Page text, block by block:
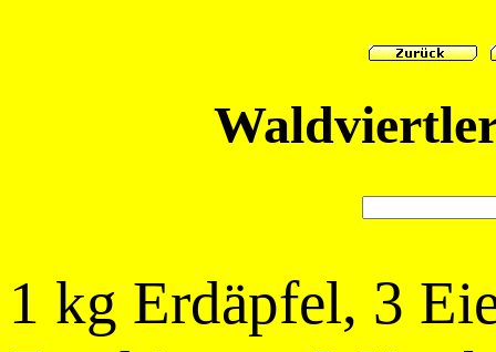
1 kg Erdäpfel, 3